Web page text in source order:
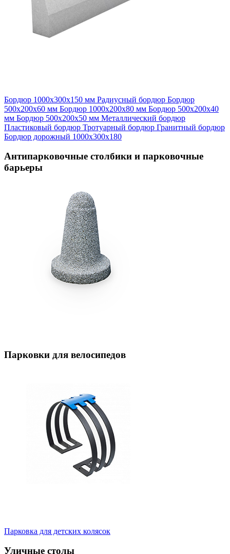
Бордюр 1000х300х150 мм Радиусный бордюр Бордюр
500х200х60 мм Бордюр 1000х200х80 мм Бордюр 500х200х40
мм Бордюр 500х200х50 мм Металлический бордюр
Пластиковый бордюр Тротуарный бордюр Гранитный бордюр
Бордюр дорожный 1000х300х180
Антипарковочные столбики и парковочные
барьеры
Парковки для велосипедов
Парковка для детских колясок
Уличные столы